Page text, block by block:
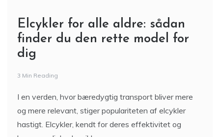
Elcykler for alle aldre: sådan
finder du den rette model for
dig
3 Min Reading
I en verden, hvor bæredygtig transport bliver mere
og mere relevant, stiger populariteten af elcykler
hastigt. Elcykler, kendt for deres effektivitet og